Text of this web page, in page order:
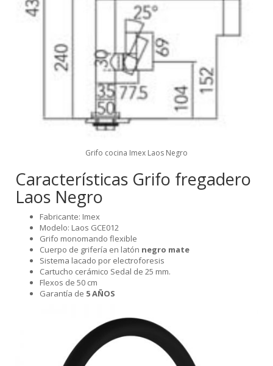
Grifo cocina Imex Laos Negro
Características Grifo fregadero
Laos Negro
Fabricante: Imex
Modelo: Laos GCE012
Grifo monomando flexible
Cuerpo de grifería en latón negro mate
Sistema lacado por electroforesis
Cartucho cerámico Sedal de 25 mm.
Flexos de 50 cm
Garantía de 5 AÑOS